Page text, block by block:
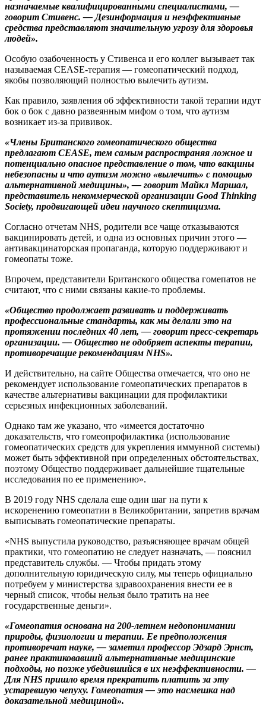
назначаемые квалифицированными специалистами, —
говорит Стивенс. — Дезинформация и неэффективные
средства представляют значительную угрозу для здоровья
людей».
Особую озабоченность у Стивенса и его коллег вызывает так
называемая CEASE-терапия — гомеопатический подход,
якобы позволяющий полностью вылечить аутизм.
Как правило, заявления об эффективности такой терапии идут
бок о бок с давно развеянным мифом о том, что аутизм
возникает из-за прививок.
«Члены Британского гомеопатического общества
предлагают CEASE, тем самым распространяя ложное и
потенциально опасное представление о том, что вакцины
небезопасны и что аутизм можно «вылечить» с помощью
альтернативной медицины», — говорит Майкл Маршал,
представитель некоммерческой организации Good Thinking
Society, продвигающей идеи научного скептицизма.
Согласно отчетам NHS, родители все чаще отказываются
вакцинировать детей, и одна из основных причин этого —
антивакцинаторская пропаганда, которую поддерживают и
гомеопаты тоже.
Впрочем, представители Британского общества гомепатов не
считают, что с ними связаны какие-то проблемы.
«Общество продолжает развивать и поддерживать
профессиональные стандарты, как мы делали это на
протяжении последних 40 лет, — говорит пресс-секретарь
организации. — Общество не одобряет аспекты терапии,
противоречащие рекомендациям NHS».
И действительно, на сайте Общества отмечается, что оно не
рекомендует использование гомеопатических препаратов в
качестве альтернативы вакцинации для профилактики
серьезных инфекционных заболеваний.
Однако там же указано, что «имеется достаточно
доказательств, что гомеопрофилактика (использование
гомеопатических средств для укрепления иммунной системы)
может быть эффективной при определенных обстоятельствах,
поэтому Общество поддерживает дальнейшие тщательные
исследования по ее применению».
В 2019 году NHS сделала еще один шаг на пути к
искоренению гомеопатии в Великобритании, запретив врачам
выписывать гомеопатические препараты.
«NHS выпустила руководство, разъясняющее врачам общей
практики, что гомеопатию не следует назначать, — пояснил
представитель службы. — Чтобы придать этому
дополнительную юридическую силу, мы теперь официально
потребуем у министерства здравоохранения внести ее в
черный список, чтобы нельзя было тратить на нее
государственные деньги».
«Гомеопатия основана на 200-летнем недопонимании
природы, физиологии и терапии. Ее предположения
противоречат науке, — заметил профессор Эдзард Эрнст,
ранее практиковавший альтернативные медицинские
подходы, но позже убедившийся в их неэффективности. —
Для NHS пришло время прекратить платить за эту
устаревшую чепуху. Гомеопатия — это насмешка над
доказательной медициной».